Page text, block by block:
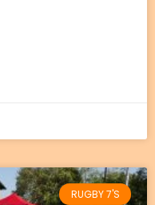
RUGBY 7'S